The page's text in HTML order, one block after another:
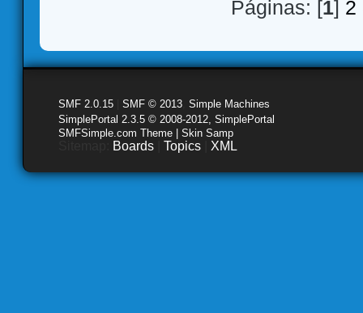
Páginas: [1] 2
SMF 2.0.15 SMF © 2013 Simple Machines
SimplePortal 2.3.5 © 2008-2012, SimplePortal
SMFSimple.com Theme | Skin Samp
Boards Topics XML